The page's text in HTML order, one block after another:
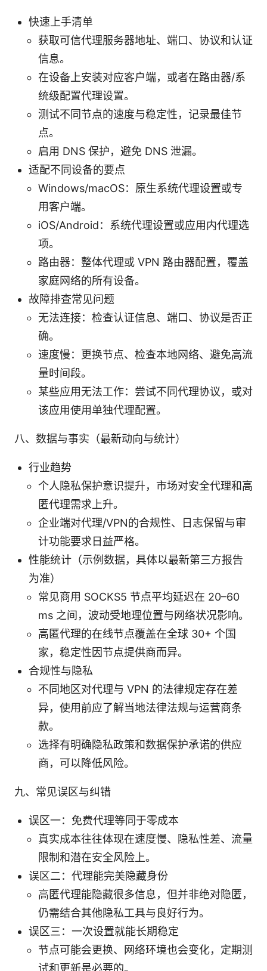
快速上手清单
获取可信代理服务器地址、端口、协议和认证
信息。
在设备上安装对应客户端，或者在路由器/系
统级配置代理设置。
测试不同节点的速度与稳定性，记录最佳节
点。
启用 DNS 保护，避免 DNS 泄漏。
适配不同设备的要点
Windows/macOS：原生系统代理设置或专
用客户端。
iOS/Android：系统代理设置或应用内代理选
项。
路由器：整体代理或 VPN 路由器配置，覆盖
家庭网络的所有设备。
故障排查常见问题
无法连接：检查认证信息、端口、协议是否正
确。
速度慢：更换节点、检查本地网络、避免高流
量时间段。
某些应用无法工作：尝试不同代理协议，或对
该应用使用单独代理配置。
八、数据与事实（最新动向与统计）
行业趋势
个人隐私保护意识提升，市场对安全代理和高
匿代理需求上升。
企业端对代理/VPN的合规性、日志保留与审
计功能要求日益严格。
性能统计（示例数据，具体以最新第三方报告
为准）
常见商用 SOCKS5 节点平均延迟在 20–60
ms 之间，波动受地理位置与网络状况影响。
高匿代理的在线节点覆盖在全球 30+ 个国
家，稳定性因节点提供商而异。
合规性与隐私
不同地区对代理与 VPN 的法律规定存在差
异，使用前应了解当地法律法规与运营商条
款。
选择有明确隐私政策和数据保护承诺的供应
商，可以降低风险。
九、常见误区与纠错
误区一：免费代理等同于零成本
真实成本往往体现在速度慢、隐私性差、流量
限制和潜在安全风险上。
误区二：代理能完美隐藏身份
高匿代理能隐藏很多信息，但并非绝对隐匿，
仍需结合其他隐私工具与良好行为。
误区三：一次设置就能长期稳定
节点可能会更换、网络环境也会变化，定期测
试和更新是必要的。